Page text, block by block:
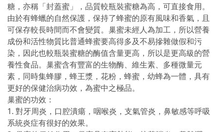
糖，亦稱「封蓋蜜」，品質較瓶裝蜜糖為高，可直接食用。
由於有蜂蠟的自然保護，保持了蜂蜜的原有風味和香氣，且
可保存較長時間而不會變質。巢蜜未經人為加工，所以營養
成份和活性物質比普通蜂蜜要高得多及不易摻雜做假和污
染，因此也較瓶裝蜜糖的酶值含量更高，所以是更高級的營
養性食品。巢蜜含有豐富的生物酶、維生素、多種微量元
素，同時集蜂膠，蜂王漿，花粉，蜂蜜，幼蜂為一體，具有
更好的保健治病功效，為蜜中之極品。
巢蜜的功效：
1. 對牙周炎，口腔潰瘍，咽喉炎，支氣管炎，鼻敏感等呼吸
系統炎症有很好的效果。